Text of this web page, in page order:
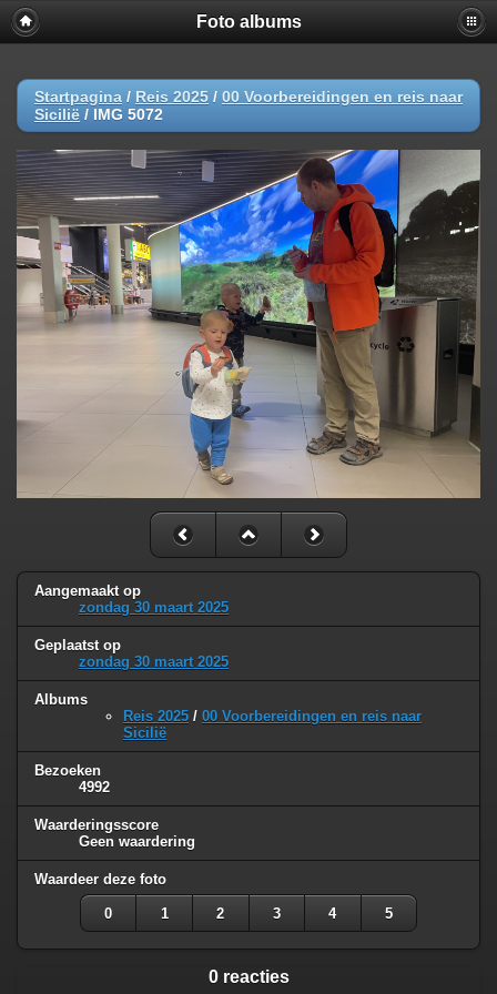
Foto albums
Startpagina / Reis 2025 / 00 Voorbereidingen en reis naar
Sicilië / IMG 5072
Aangemaakt op
zondag 30 maart 2025
Geplaatst op
zondag 30 maart 2025
Albums
Reis 2025 / 00 Voorbereidingen en reis naar
Sicilië
Bezoeken
4992
Waarderingsscore
Geen waardering
Waardeer deze foto
0 1 2 3 4 5
0 reacties